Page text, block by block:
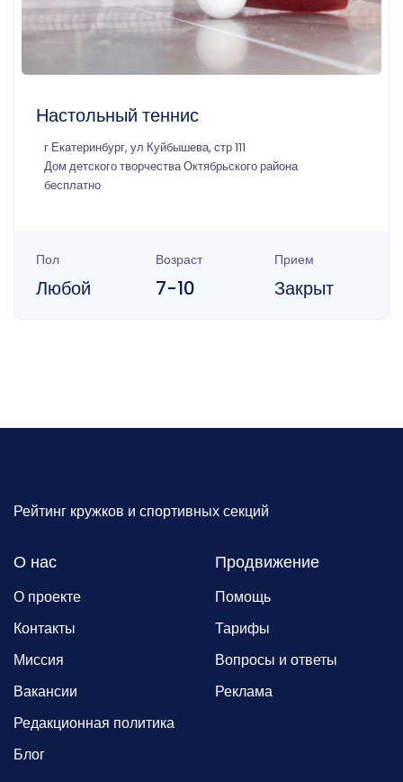
Настольный теннис
г Екатеринбург, ул Куйбышева, стр 111
Дом детского творчества Октябрьского района
бесплатно
Пол
Любой
Возраст
7-10
Прием
Закрыт
Рейтинг кружков и спортивных секций
О нас
О проекте
Контакты
Миссия
Вакансии
Редакционная политика
Блог
Продвижение
Помощь
Тарифы
Вопросы и ответы
Реклама